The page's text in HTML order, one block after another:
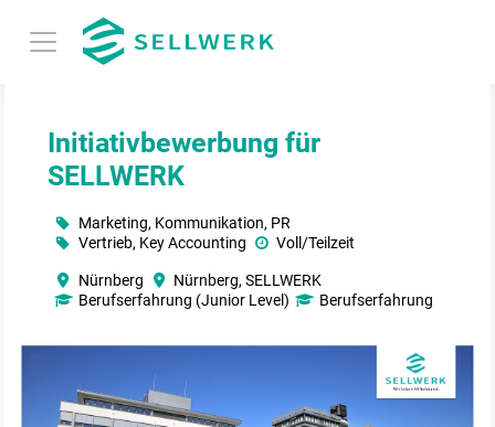
Initiativbewerbung für
SELLWERK
Nürnberg
Nürnberg, SELLWERK
Berufserfahrung (Junior Level)
Berufserfahrung
Marketing, Kommunikation, PR
Vertrieb, Key Accounting
Voll/Teilzeit